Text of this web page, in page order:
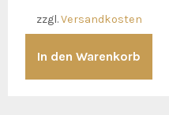
zzgl.Versandkosten
In den Warenkorb